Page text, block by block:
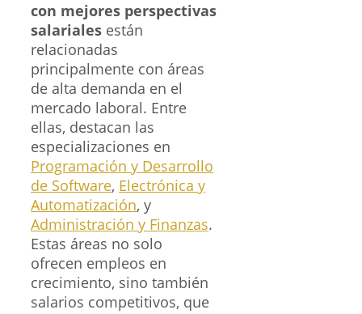
con mejores perspectivas
salariales están
relacionadas
principalmente con áreas
de alta demanda en el
mercado laboral. Entre
ellas, destacan las
especializaciones en
Programación y Desarrollo
de Software, Electrónica y
Automatización, y
Administración y Finanzas.
Estas áreas no solo
ofrecen empleos en
crecimiento, sino también
salarios competitivos, que